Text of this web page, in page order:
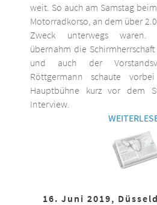
weit. So auch am Samstag
Motorradkorso, an dem über
Zweck unterwegs waren.
übernahm die
und auch der
Röttgermann schaute
Hauptbühne kurz vor dem
Interview.
16. Juni 2019,